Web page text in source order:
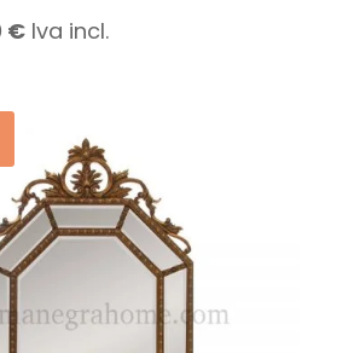
€El
49,90 €.
Iva incl.